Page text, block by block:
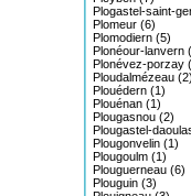
Plogastel-saint-
Plomeur (6)
Plomodiern (5)
Plonéour-lanvern
Plonévez-porzay
Ploudalmézeau (2)
Plouédern (1)
Plouénan (1)
Plougasnou (2)
Plougastel-
Plougonvelin (1)
Plougoulm (1)
Plouguerneau (6)
Plouguin (3)